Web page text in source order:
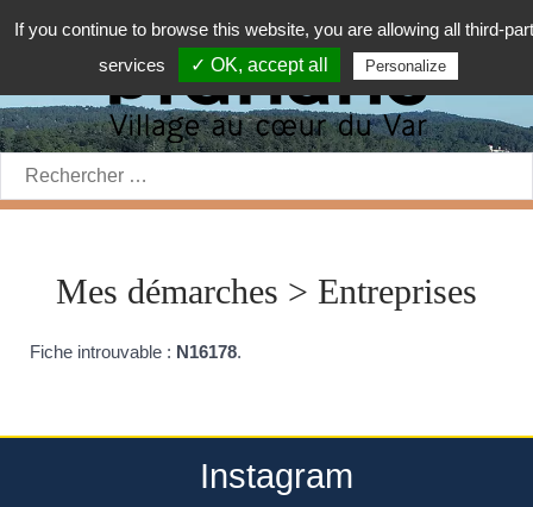
Rechercher:
Mes démarches > Entreprises
Fiche introuvable : N16178.
Instagram
If you continue to browse this website, you are allowing all third-
services
✓ OK, accept all Personalize